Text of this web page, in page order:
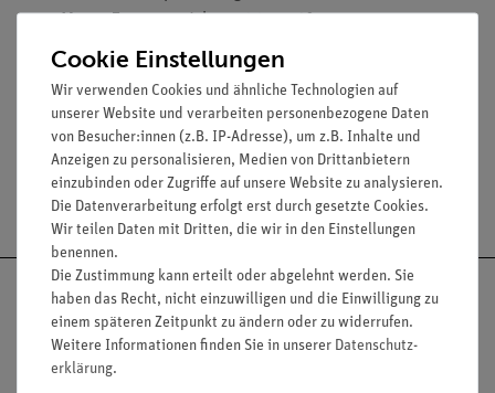
Versuche
Versandkostenfrei ab 300,- €
Cookie Einstellungen
Wir verwenden Cookies und ähnliche Technologien auf
unserer Website und verarbeiten personenbezogene Daten
von Besucher:innen (z.B. IP-Adresse), um z.B. Inhalte und
Anzeigen zu personalisieren, Medien von Drittanbietern
einzubinden oder Zugriffe auf unsere Website zu analysieren.
Die Datenverarbeitung erfolgt erst durch gesetzte Cookies.
Wir teilen Daten mit Dritten, die wir in den Einstellungen
benennen.
Die Zustimmung kann erteilt oder abgelehnt werden. Sie
haben das Recht, nicht einzuwilligen und die Einwilligung zu
einem späteren Zeitpunkt zu ändern oder zu widerrufen.
Weitere Informationen finden Sie in unserer Daten­schutz­
erklärung.